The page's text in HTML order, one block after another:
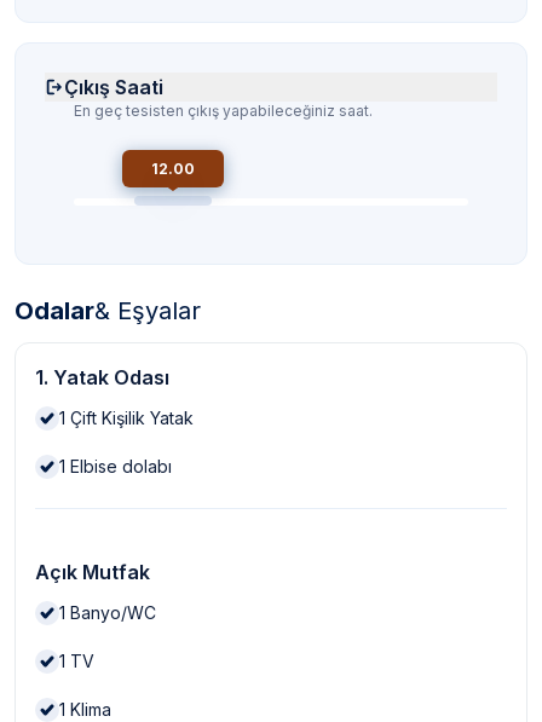
Çıkış Saati
En geç tesisten çıkış yapabileceğiniz saat.
12.00
Odalar& Eşyalar
1. Yatak Odası
1 Çift Kişilik Yatak
1 Elbise dolabı
Açık Mutfak
1 Banyo/WC
1 TV
1 Klima